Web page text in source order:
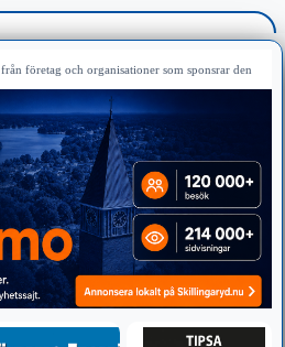
företag och organisationer som sponsrar den